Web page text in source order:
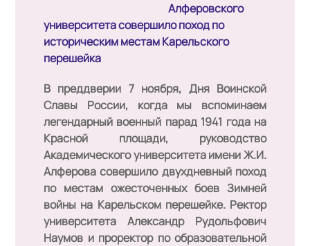
Алферовского
университета совершило поход по
историческим местам Карельского
перешейка
В преддверии 7 ноября, Дня Воинской
Славы России, когда мы вспоминаем
легендарный военный парад 1941 годана
Красной площади, руководство
Академического университета имени Ж.И.
Алферова совершило двухдневный поход
по местам ожесточенных боев Зимней
войны на Карельском перешейке. Ректор
университета Александр Рудольфович
Наумов и проректор по образовательной